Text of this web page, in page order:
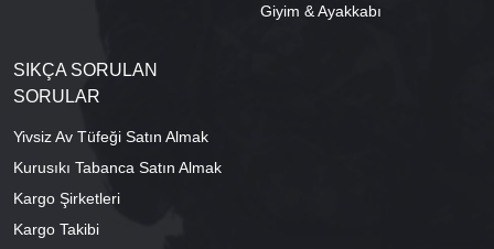
Giyim & Ayakkabı
SIKÇA SORULAN
SORULAR
Yivsiz Av Tüfeği Satın Almak
Kurusıkı Tabanca Satın Almak
Kargo Şirketleri
Kargo Takibi